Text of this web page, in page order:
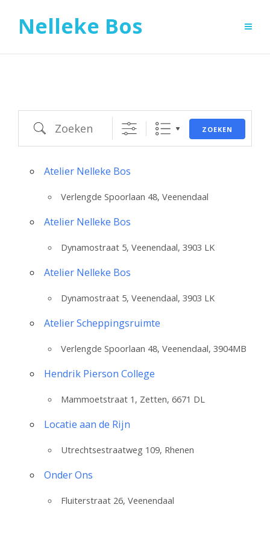
Nelleke Bos
Zoeken ZOEKEN
Atelier Nelleke Bos
Verlengde Spoorlaan 48, Veenendaal
Atelier Nelleke Bos
Dynamostraat 5, Veenendaal, 3903 LK
Atelier Nelleke Bos
Dynamostraat 5, Veenendaal, 3903 LK
Atelier Scheppingsruimte
Verlengde Spoorlaan 48, Veenendaal, 3904MB
Hendrik Pierson College
Mammoetstraat 1, Zetten, 6671 DL
Locatie aan de Rijn
Utrechtsestraatweg 109, Rhenen
Onder Ons
Fluiterstraat 26, Veenendaal